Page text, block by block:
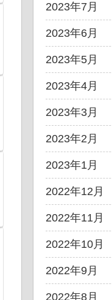
2023年7月
2023年6月
2023年5月
2023年4月
2023年3月
2023年2月
2023年1月
2022年12月
2022年11月
2022年10月
2022年9月
2022年8月